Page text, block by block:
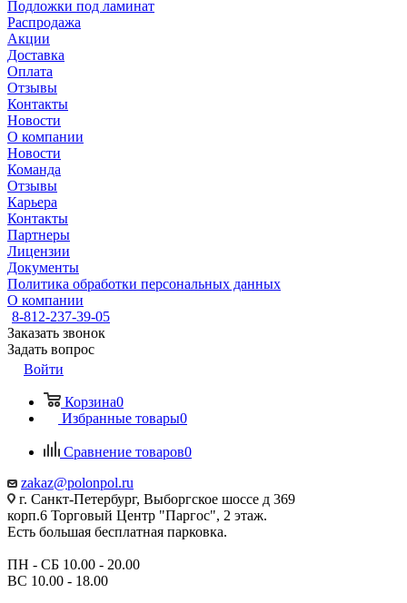
Подложки под ламинат
Распродажа
Акции
Доставка
Оплата
Отзывы
Контакты
Новости
О компании
Новости
Команда
Отзывы
Карьера
Контакты
Партнеры
Лицензии
Документы
Политика обработки персональных данных
О компании
8-812-237-39-05
Заказать звонок
Задать вопрос
Войти
Корзина0
Избранные товары0
Сравнение товаров0
zakaz@polonpol.ru
г. Санкт-Петербург, Выборгское шоссе д 369
корп.6 Торговый Центр "Паргос", 2 этаж.
Есть большая бесплатная парковка.
ПН - СБ 10.00 - 20.00
ВС 10.00 - 18.00